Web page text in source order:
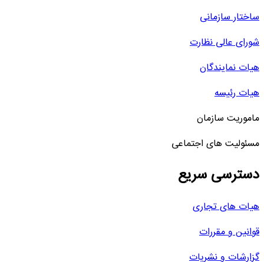
ساختار سازمانی
شورای عالی نظارت
هیات نمایندگان
هیات رئیسه
ماموریت سازمان
مسئولیت های اجتماعی
دسترسی سریع
هیات های تجاری
قوانین و مقررات
گزارشات و نشریات